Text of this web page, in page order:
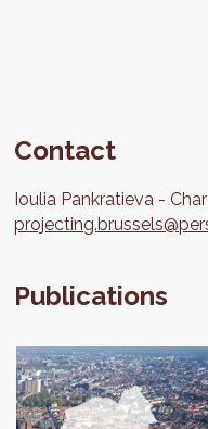
Contact
Ioulia Pankratieva
Publications